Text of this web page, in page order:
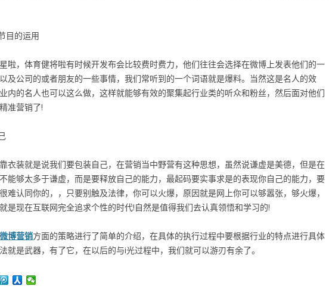
目的运用
啦，体育健将啦有时候开发布会比较费时费力，他们往往会选择在微博上发表他们的一
及公司的或者朋友的一些事情，我们常听到的一个词语就是爆料。当然这是名人的效
内的名人也可以这么做，这样就能够有效的聚集起行业类的听众和粉丝，然后面对他们
准营销了!
衣装就是说我们要包装自己，在营销当中野营有这种思想，虽然说谦虚是美德，但是在
能够太多于谦虚，而是要释放自己的能力，最起码要实事求是的表现你自己的能力，要
难认同你的，，只要别触及法律，你可以火爆，原因就是网上你可以够嚣张，够火爆，
是现在互联网完全追求个性的时代!自然是值得我们去认真领悟和学习的!
微博营销方面的策略进行了简单的介绍，在具体的执行过程中要根据行业的特点进行具体
就是武器，有了它，在以后的与i光过程中，我们就可以游刃有余了。